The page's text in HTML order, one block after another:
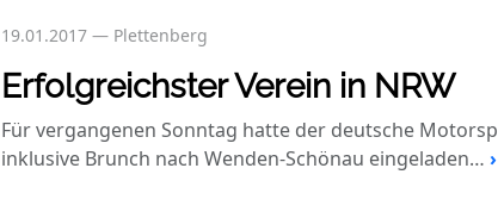
19.01.2017 — Plettenberg
Erfolgreichster Verein in NRW
Für vergangenen Sonntag hatte der deutsche
inklusive Brunch nach Wenden-Schönau eingeladen…